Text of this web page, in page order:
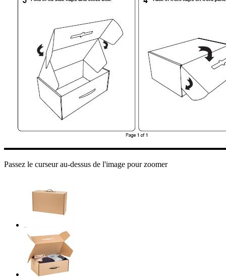
Passez le curseur au-dessus de l'image pour zoomer